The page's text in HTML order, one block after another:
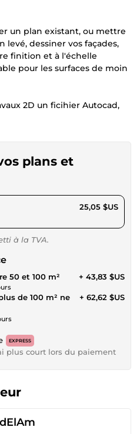
un plan existant, ou mettre
levé, dessiner vos façades,
finition et à l'échelle
pour les surfaces de moin
2D un ficihier Autocad,
plans et
$US 25,05 $US
à la TVA.
50 et 100 m² + 43,83 $US
de 100 m² ne
+ 62,62 $US
EXPRESS
plus court lors du paiement